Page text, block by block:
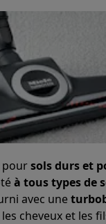
iPhone
Montres connectées
et câbles
& traceurs GPS
fixesTalkie
PC portables
ClaviersWebcams
Tablettes Apple iPad
Cartouches d'encre
& points d'accès
poursols durs et
à tous types de
avec une
cheveux et les